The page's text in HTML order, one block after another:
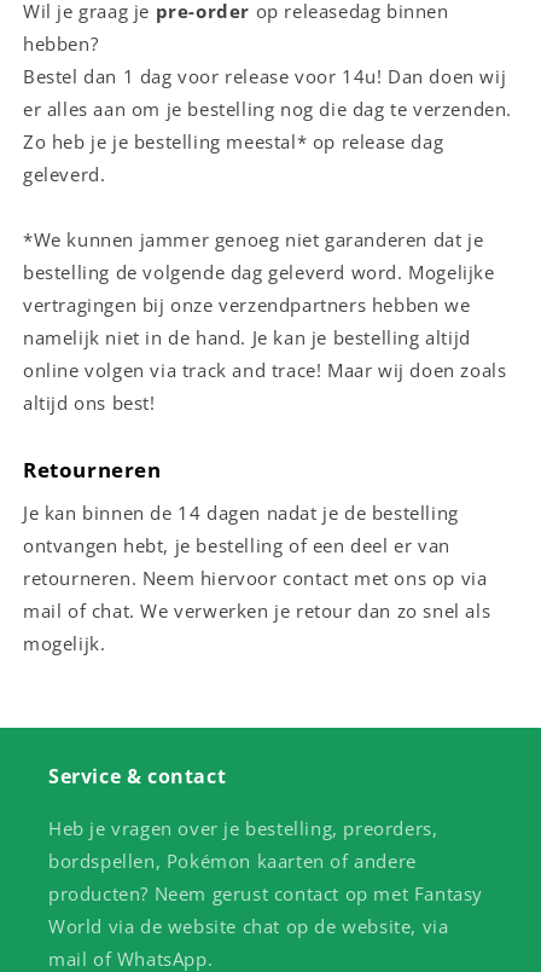
Wil je graag je pre-order op releasedag binnen
hebben?
Bestel dan 1 dag voor release voor 14u! Dan doen wij
er alles aan om je bestelling nog die dag te verzenden.
Zo heb je je bestelling meestal* op release dag
geleverd.
*We kunnen jammer genoeg niet garanderen dat je
bestelling de volgende dag geleverd word. Mogelijke
vertragingen bij onze verzendpartners hebben we
namelijk niet in de hand. Je kan je bestelling altijd
online volgen via track and trace! Maar wij doen zoals
altijd ons best!
Retourneren
Je kan binnen de 14 dagen nadat je de bestelling
ontvangen hebt, je bestelling of een deel er van
retourneren. Neem hiervoor contact met ons op via
mail of chat. We verwerken je retour dan zo snel als
mogelijk.
Service & contact
Heb je vragen over je bestelling, preorders,
bordspellen, Pokémon kaarten of andere
producten? Neem gerust contact op met Fantasy
World via de website chat op de website, via
mail of WhatsApp.